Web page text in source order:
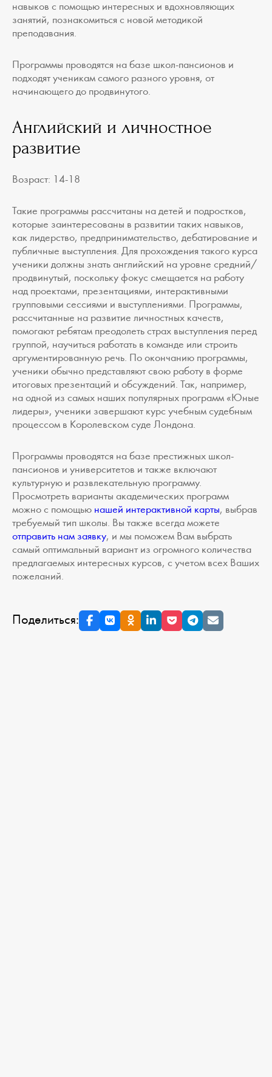
навыков с помощью интересных и вдохновляющих
занятий, познакомиться с новой методикой
преподавания.
Программы проводятся на базе школ-пансионов и
подходят ученикам самого разного уровня, от
начинающего до продвинутого.
Английский и личностное
развитие
Возраст: 14-18
Такие программы рассчитаны на детей и подростков,
которые заинтересованы в развитии таких навыков,
как лидерство, предпринимательство, дебатирование и
публичные выступления. Для прохождения такого курса
ученики должны знать английский на уровне средний/
продвинутый, поскольку фокус смещается на работу
над проектами, презентациями, интерактивными
групповыми сессиями и выступлениями. Программы,
рассчитанные на развитие личностных качеств,
помогают ребятам преодолеть страх выступления перед
группой, научиться работать в команде или строить
аргументированную речь. По окончанию программы,
ученики обычно представляют свою работу в форме
итоговых презентаций и обсуждений. Так, например,
на одной из самых наших популярных программ «Юные
лидеры», ученики завершают курс учебным судебным
процессом в Королевском суде Лондона.
Программы проводятся на базе престижных школ-
пансионов и университетов и также включают
культурную и развлекательную программу.
Просмотреть варианты академических программ
можно с помощью нашей интерактивной карты, выбрав
требуемый тип школы. Вы также всегда можете
отправить нам заявку, и мы поможем Вам выбрать
самый оптимальный вариант из огромного количества
предлагаемых интересных курсов, с учетом всех Ваших
пожеланий.
Поделиться: